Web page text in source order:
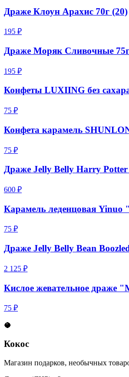
Драже Клоун Арахис 70г (20)
195 ₽
Драже Моряк Сливочные
195 ₽
Конфеты LUXIING без
75 ₽
Конфета карамель
75 ₽
Драже Jelly Belly Harry Potter
600 ₽
Карамель леденцовая
75 ₽
Драже Jelly Belly Bean
2 125 ₽
Кислое жевательное драже
75 ₽
🥥
Кокос
Магазин подарков, необычных